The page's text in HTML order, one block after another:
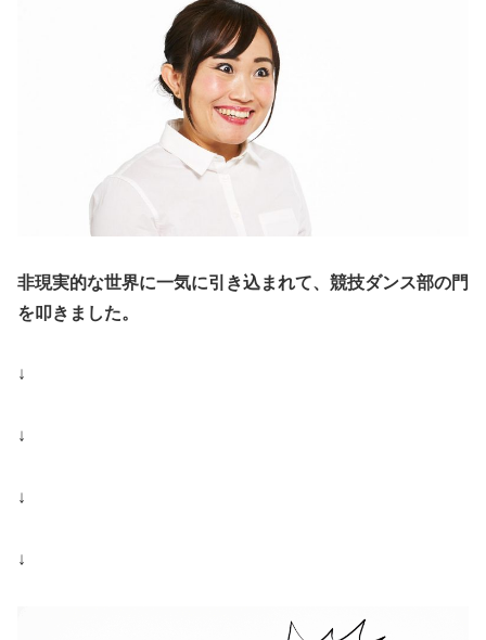
非現実的な世界に一気に引き込まれて、競技ダンス部の門
を叩きました。
↓
↓
↓
↓